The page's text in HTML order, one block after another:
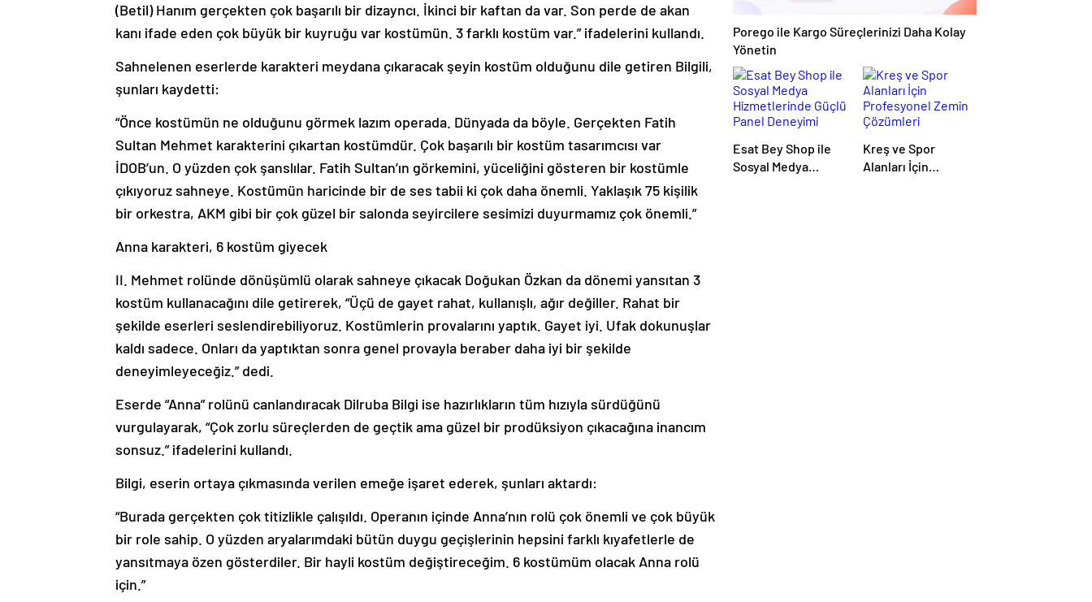
(Betil) Hanım gerçekten çok başarılı bir dizayncı. İkinci bir kaftan da var. Son perde de akan
kanı ifade eden çok büyük bir kuyruğu var kostümün. 3 farklı kostüm var.” ifadelerini kullandı.
Sahnelenen eserlerde karakteri meydana çıkaracak şeyin kostüm olduğunu dile getiren Bilgili,
şunları kaydetti:
“Önce kostümün ne olduğunu görmek lazım operada. Dünyada da böyle. Gerçekten Fatih
Sultan Mehmet karakterini çıkartan kostümdür. Çok başarılı bir kostüm tasarımcısı var
İDOB’un. O yüzden çok şanslılar. Fatih Sultan’ın görkemini, yüceliğini gösteren bir kostümle
çıkıyoruz sahneye. Kostümün haricinde bir de ses tabii ki çok daha önemli. Yaklaşık 75 kişilik
bir orkestra, AKM gibi bir çok güzel bir salonda seyircilere sesimizi duyurmamız çok önemli.”
Anna karakteri, 6 kostüm giyecek
II. Mehmet rolünde dönüşümlü olarak sahneye çıkacak Doğukan Özkan da dönemi yansıtan 3
kostüm kullanacağını dile getirerek, “Üçü de gayet rahat, kullanışlı, ağır değiller. Rahat bir
şekilde eserleri seslendirebiliyoruz. Kostümlerin provalarını yaptık. Gayet iyi. Ufak dokunuşlar
kaldı sadece. Onları da yaptıktan sonra genel provayla beraber daha iyi bir şekilde
deneyimleyeceğiz.” dedi.
Eserde “Anna” rolünü canlandıracak Dilruba Bilgi ise hazırlıkların tüm hızıyla sürdüğünü
vurgulayarak, “Çok zorlu süreçlerden de geçtik ama güzel bir prodüksiyon çıkacağına inancım
sonsuz.” ifadelerini kullandı.
Bilgi, eserin ortaya çıkmasında verilen emeğe işaret ederek, şunları aktardı:
“Burada gerçekten çok titizlikle çalışıldı. Operanın içinde Anna’nın rolü çok önemli ve çok büyük
bir role sahip. O yüzden aryalarımdaki bütün duygu geçişlerinin hepsini farklı kıyafetlerle de
yansıtmaya özen gösterdiler. Bir hayli kostüm değiştireceğim. 6 kostümüm olacak Anna rolü
için.”
Porego ile Kargo Süreçlerinizi Daha Kolay
Yönetin
Esat Bey Shop ile
Sosyal Medya
Kreş ve Spor
Alanları İçin